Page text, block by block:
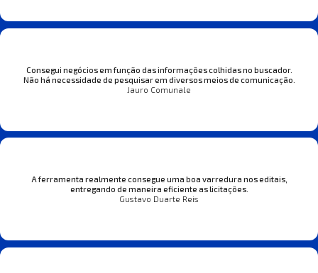
Consegui negócios em função das informações colhidas no buscador.
Não há necessidade de pesquisar em diversos meios de comunicação.
Jauro Comunale
A ferramenta realmente consegue uma boa varredura nos editais,
entregando de maneira eficiente as licitações.
Gustavo Duarte Reis